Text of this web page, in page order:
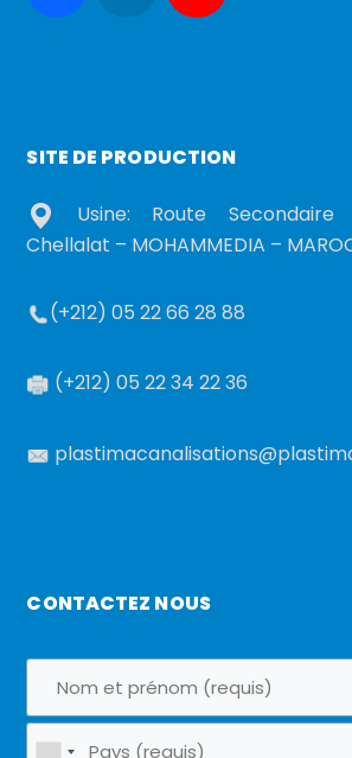
SITE DE PRODUCTION
Usine: Route Secondaire
Chellalat – MOHAMMEDIA –
(+212) 05 22 66 28 88
(+212) 05 22 34 22 36
CONTACTEZ NOUS